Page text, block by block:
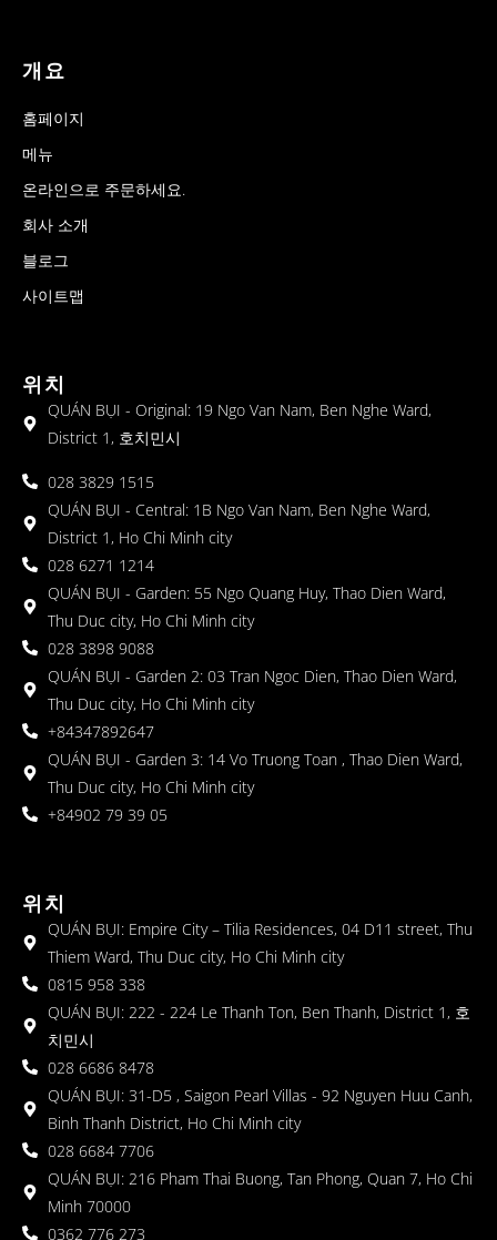
개요
홈페이지
메뉴
온라인으로 주문하세요.
회사 소개
블로그
사이트맵
위치
QUÁN BỤI - Original: 19 Ngo Van Nam, Ben Nghe Ward,
District 1, 호치민시
028 3829 1515
QUÁN BỤI - Central: 1B Ngo Van Nam, Ben Nghe Ward,
District 1, Ho Chi Minh city
028 6271 1214
QUÁN BỤI - Garden: 55 Ngo Quang Huy, Thao Dien Ward,
Thu Duc city, Ho Chi Minh city
028 3898 9088
QUÁN BỤI - Garden 2: 03 Tran Ngoc Dien, Thao Dien Ward,
Thu Duc city, Ho Chi Minh city
+84347892647
QUÁN BỤI - Garden 3: 14 Vo Truong Toan , Thao Dien Ward,
Thu Duc city, Ho Chi Minh city
+84902 79 39 05
위치
QUÁN BỤI: Empire City – Tilia Residences, 04 D11 street, Thu
Thiem Ward, Thu Duc city, Ho Chi Minh city
0815 958 338
QUÁN BỤI: 222 - 224 Le Thanh Ton, Ben Thanh, District 1, 호
치민시
028 6686 8478
QUÁN BỤI: 31-D5 , Saigon Pearl Villas - 92 Nguyen Huu Canh,
Binh Thanh District, Ho Chi Minh city
028 6684 7706
QUÁN BỤI: 216 Pham Thai Buong, Tan Phong, Quan 7, Ho Chi
Minh 70000
0362 776 273